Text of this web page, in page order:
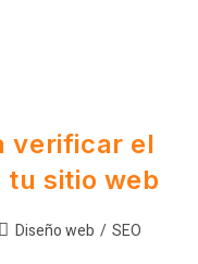
verificar el
tu sitio web
Diseño web / SEO